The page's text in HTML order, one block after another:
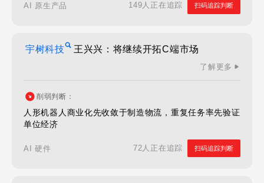
AI 原生产品 149人正在追踪 扫码追踪判断
宇树科技 王兴兴：将继续开拓C端市场
了解更多
削弱判断：
人形机器人商业化先收敛于制造物流，重复任务率先验证
单位经济
AI 硬件 72人正在追踪 扫码追踪判断